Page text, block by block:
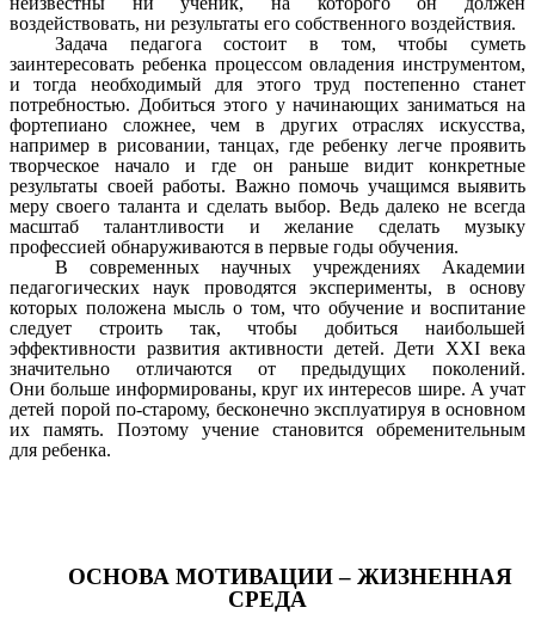
воздействовать, ни результаты его собственного воздействия.
Задача педагога состоит в том, чтобы суметь
заинтересовать ребенка процессом овладения инструментом,
и тогда необходимый для этого труд постепенно станет
потребностью. Добиться этого у начинающих заниматься на
фортепиано сложнее, чем в других отраслях искусства,
например в рисовании, танцах, где ребенку легче проявить
творческое начало и где он раньше видит конкретные
результаты своей работы. Важно помочь учащимся выявить
меру своего таланта и сделать выбор. Ведь далеко не всегда
масштаб талантливости и желание сделать музыку
профессией обнаруживаются в первые годы обучения.
В современных научных учреждениях Академии
педагогических наук проводятся эксперименты, в основу
которых положена мысль о том, что обучение и воспитание
следует строить так, чтобы добиться наибольшей
эффективности развития активности детей. Дети XXI века
значительно отличаются от предыдущих поколений.
Они больше информированы, круг их интересов шире. А учат
детей порой по-старому, бесконечно эксплуатируя в основном
их память. Поэтому учение становится обременительным
для ребенка.
ОСНОВА МОТИВАЦИИ – ЖИЗНЕННАЯ
СРЕДА